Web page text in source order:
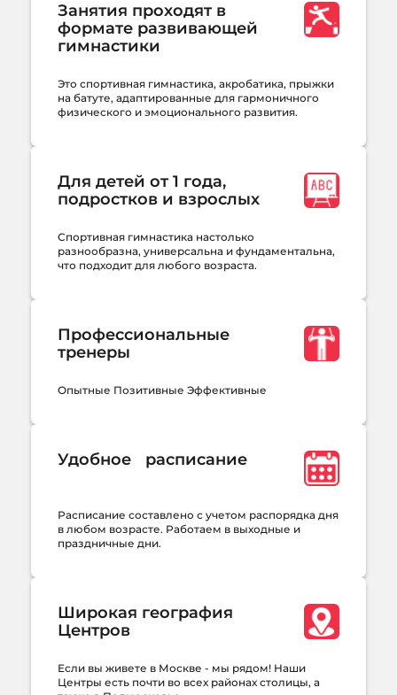
Занятия проходят в
формате развивающей
гимнастики
Это спортивная гимнастика, акробатика, прыжки
на батуте, адаптированные для гармоничного
физического и эмоционального развития.
Для детей от 1 года,
подростков и взрослых
Спортивная гимнастика настолько
разнообразна, универсальна и фундаментальна,
что подходит для любого возраста.
Профессиональные
тренеры
Опытные Позитивные Эффективные
Удобное расписание
Расписание составлено с учетом распорядка дня
в любом возрасте. Работаем в выходные и
праздничные дни.
Широкая география
Центров
Если вы живете в Москве - мы рядом! Наши
Центры есть почти во всех районах столицы, а